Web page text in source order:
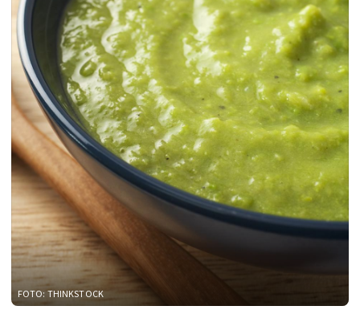
FOTO: THINKSTOCK